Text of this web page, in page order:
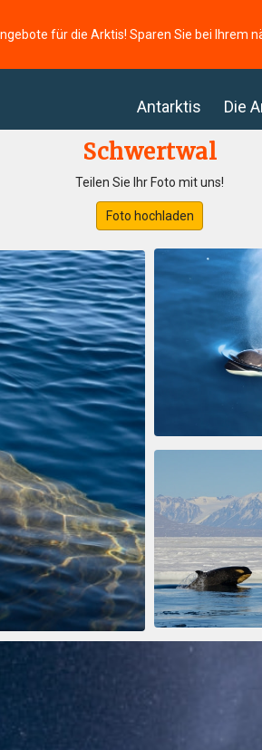
für die Arktis! Sparen Sie bei Ihrem
Antarktis Die
Schwertwal
Teilen Sie Ihr Foto mit uns!
Foto hochladen